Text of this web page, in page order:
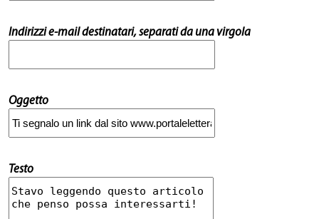
Indirizzi e-mail destinatari, separati da una virgola
Oggetto
Testo